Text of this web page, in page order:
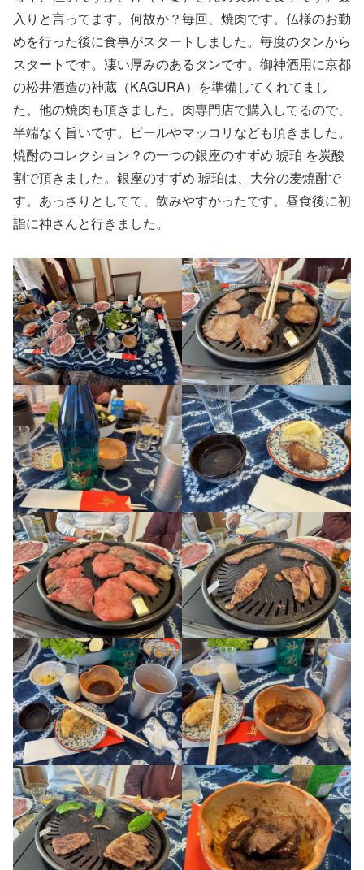
入りと言ってます。何故か？毎回、焼肉です。仏様のお勤
めを行った後に食事がスタートしました。毎度のタンから
スタートです。凄い厚みのあるタンです。御神酒用に京都
の松井酒造の神蔵（KAGURA）を準備してくれてまし
た。他の焼肉も頂きました。肉専門店で購入してるので、
半端なく旨いです。ビールやマッコリなども頂きました。
焼酎のコレクション？の一つの銀座のすずめ 琥珀 を炭酸
割で頂きました。銀座のすずめ 琥珀は、大分の麦焼酎で
す。あっさりとしてて、飲みやすかったです。昼食後に初
詣に神さんと行きました。